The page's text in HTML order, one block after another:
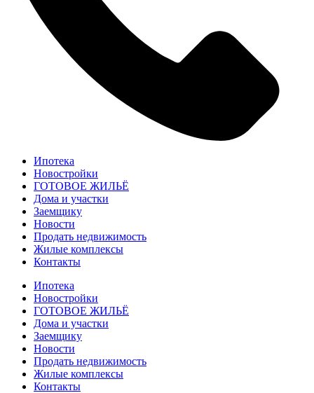
Ипотека
Новостройки
ГОТОВОЕ ЖИЛЬЁ
Дома и участки
Заемщику
Новости
Продать недвижимость
Жилые комплексы
Контакты
Ипотека
Новостройки
ГОТОВОЕ ЖИЛЬЁ
Дома и участки
Заемщику
Новости
Продать недвижимость
Жилые комплексы
Контакты